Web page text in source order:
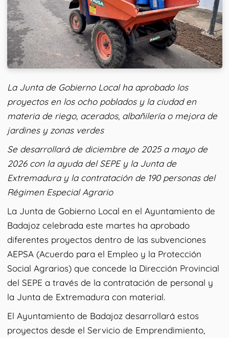
La Junta de Gobierno Local ha aprobado los
proyectos en los ocho poblados y la ciudad en
materia de riego, acerados, albañilería o mejora de
jardines y zonas verdes
Se desarrollará de diciembre de 2025 a mayo de
2026 con la ayuda del SEPE y la Junta de
Extremadura y la contratación de 190 personas del
Régimen Especial Agrario
La Junta de Gobierno Local en el Ayuntamiento de
Badajoz celebrada este martes ha aprobado
diferentes proyectos dentro de las subvenciones
AEPSA (Acuerdo para el Empleo y la Protección
Social Agrarios) que concede la Dirección Provincial
del SEPE a través de la contratación de personal y
la Junta de Extremadura con material.
El Ayuntamiento de Badajoz desarrollará estos
proyectos desde el Servicio de Emprendimiento,